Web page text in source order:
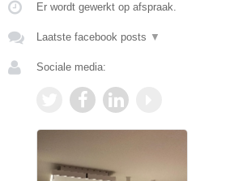
Er wordt gewerkt op afspraak.
Laatste facebook posts ▼
Sociale media: